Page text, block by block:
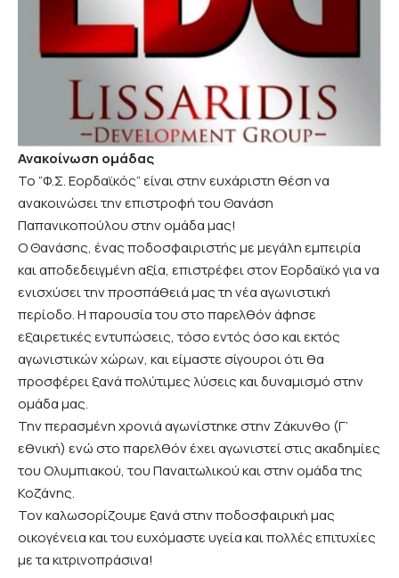
Ανακοίνωση ομάδας
Το “Φ.Σ. Εορδαϊκός” είναι στην ευχάριστη θέση να
ανακοινώσει την επιστροφή του Θανάση
Παπανικοπούλου στην ομάδα μας!
Ο Θανάσης, ένας ποδοσφαιριστής με μεγάλη εμπειρία
και αποδεδειγμένη αξία, επιστρέφει στον Εορδαϊκό για να
ενισχύσει την προσπάθειά μας τη νέα αγωνιστική
περίοδο. Η παρουσία του στο παρελθόν άφησε
εξαιρετικές εντυπώσεις, τόσο εντός όσο και εκτός
αγωνιστικών χώρων, και είμαστε σίγουροι ότι θα
προσφέρει ξανά πολύτιμες λύσεις και δυναμισμό στην
ομάδα μας.
Την περασμένη χρονιά αγωνίστηκε στην Ζάκυνθο (Γ’
εθνική) ενώ στο παρελθόν έχει αγωνιστεί στις ακαδημίες
του Ολυμπιακού, του Παναιτωλικού και στην ομάδα της
Κοζάνης.
Τον καλωσορίζουμε ξανά στην ποδοσφαιρική μας
οικογένεια και του ευχόμαστε υγεία και πολλές επιτυχίες
με τα κιτρινοπράσινα!